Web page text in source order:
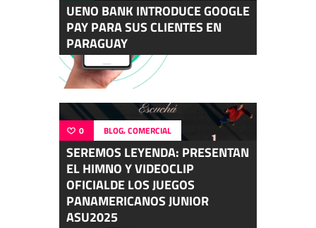
UENO BANK INTRODUCE GOOGLE
PAY PARA SUS CLIENTES EN
PARAGUAY
0 BLOG,COMERCIAL
SEREMOS LEYENDA: PRESENTAN
EL HIMNO Y VIDEOCLIP
OFICIALDE LOS JUEGOS
PANAMERICANOS JUNIOR
ASU2025